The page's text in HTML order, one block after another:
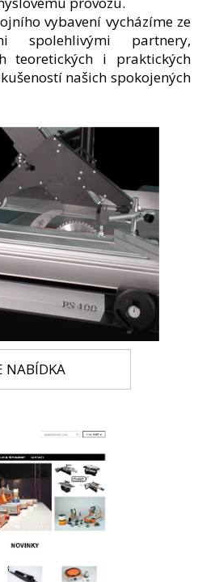
vybavení vycházíme ze
spolehlivými partnery,
teoretických i praktických
našich spokojených
NABÍDKA